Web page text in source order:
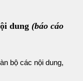
dung (báo cáo
bộ các nội dung,